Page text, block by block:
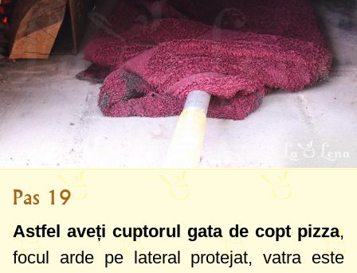
Pas 19
Astfel aveți cuptorul gata de copt pizza,
focul arde pe lateral protejat, vatra este